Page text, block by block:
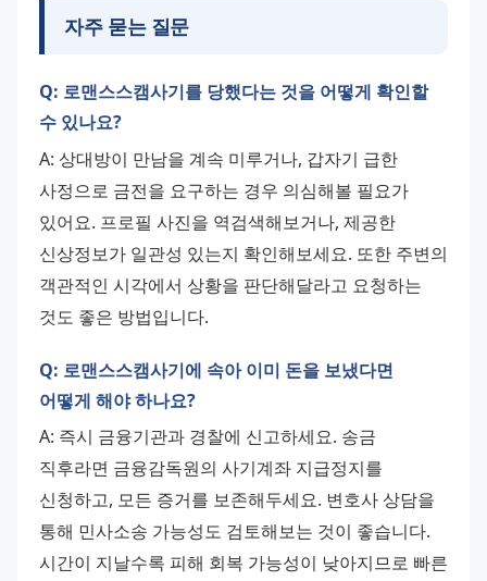
자주 묻는 질문
Q: 로맨스스캠사기를 당했다는 것을 어떻게 확인할
수 있나요?
A: 상대방이 만남을 계속 미루거나, 갑자기 급한
사정으로 금전을 요구하는 경우 의심해볼 필요가
있어요. 프로필 사진을 역검색해보거나, 제공한
신상정보가 일관성 있는지 확인해보세요. 또한 주변의
객관적인 시각에서 상황을 판단해달라고 요청하는
것도 좋은 방법입니다.
Q: 로맨스스캠사기에 속아 이미 돈을 보냈다면
어떻게 해야 하나요?
A: 즉시 금융기관과 경찰에 신고하세요. 송금
직후라면 금융감독원의 사기계좌 지급정지를
신청하고, 모든 증거를 보존해두세요. 변호사 상담을
통해 민사소송 가능성도 검토해보는 것이 좋습니다.
시간이 지날수록 피해 회복 가능성이 낮아지므로 빠른